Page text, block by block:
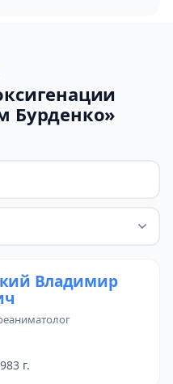
Бурденко»
Владимир
г.